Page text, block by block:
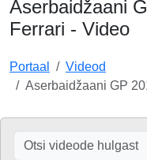
Aserbaidžaani
Ferrari - Video
Portaal
Videod
Aserbaidžaani GP